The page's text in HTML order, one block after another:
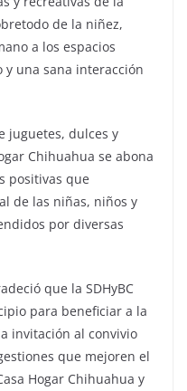
de la niñez,
a los espacios
una sana interacción
juguetes, dulces y
Chihuahua se abona
positivas que
de las niñas, niños y
por diversas
que la SDHyBC
para beneficiar a la
invitación al convivio
que mejoren el
Hogar Chihuahua y